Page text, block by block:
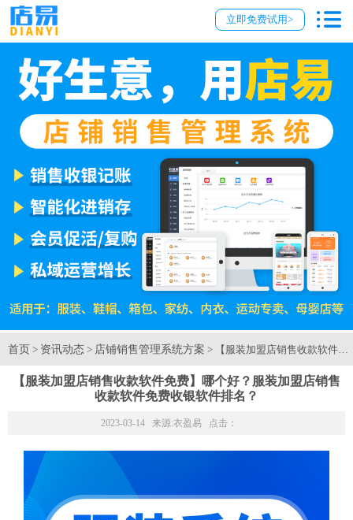
立即免费试用>
首页 > 资讯动态 > 店铺销售管理系统方案 > 【服装加盟店销售收款软件
【服装加盟店销售收款软件免费】哪个好？服装加盟店销售
收款软件免费收银软件排名？
2023-03-14 来源:衣盈易 点击：